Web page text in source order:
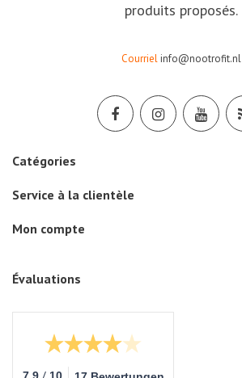
produits proposés.
Courrielinfo@nootrofit.nl
Catégories
Service à la clientèle
Mon compte
Évaluations